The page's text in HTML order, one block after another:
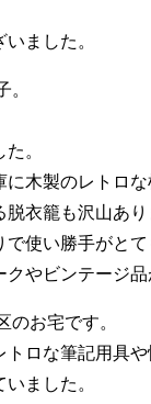
ました。
。
に木製のレトロ
衣籠も沢山あり
使い勝手がとて
やビンテージ
お宅です。
ロな筆記用具や
ました。